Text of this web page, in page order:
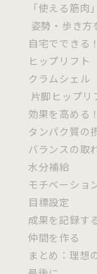
「使える筋肉
姿勢・歩き方
自宅でできる
ヒップリフト
クラムシェル
片脚ヒップリ
効果を高める
タンパク質の
バランスの取
水分補給
モチベーショ
目標設定
成果を記録す
仲間を作る
まとめ：理想